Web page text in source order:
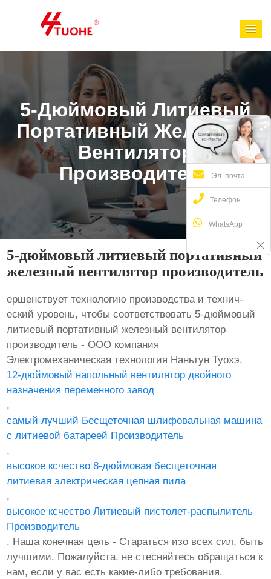
5-Дюймовый Литиевый
Портативный Железный
Вентилятор
Производитель
5-дюймовый литиевый портативный
железный вентилятор производитель
ершенствует технологию производства и технич-
еский уровень, чтобы соответствовать 5-дюймовый
литиевый портативный железный вентилятор
производитель - ООО компания
Электромеханическая технология Наньтун Туохэ,
12-дюймовый напольный вентилятор двойного
назначения переменного завод
,
самый лучший Бесщеточная шлифовальная машина
с литиевой батареей Производитель
,
высокое ксчество 8-дюймовая бесщеточная
литиевая электрическая цепная пила
,
высокое ксчество Литиевый пистолет-распылитель
Производитель
. Наша конечная цель - Стараться изо всех сил, быть
лучшими. Пожалуйста, не стесняйтесь обращаться к
нам, если у вас есть какие-либо требования.
Эл. почта
Телефон
WhatsApp